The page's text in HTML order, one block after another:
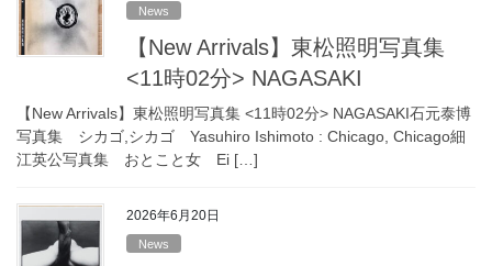
News
【New Arrivals】東松照明写真集
<11時02分> NAGASAKI
【New Arrivals】東松照明写真集 <11時02分> NAGASAKI石元泰博
写真集 シカゴ,シカゴ Yasuhiro Ishimoto : Chicago, Chicago細
江英公写真集 おとこと女 Ei […]
2026年6月20日
News